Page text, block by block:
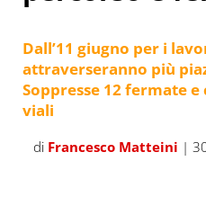
Dall’11 giugno per i
attraverseranno più
Soppresse 12 fermate
viali
di Francesco Matteini |